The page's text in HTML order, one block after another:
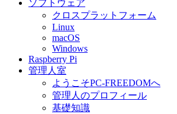
ソフトウェア
クロスプラットフォーム
Linux
macOS
Windows
Raspberry Pi
管理人室
ようこそPC-FREEDOMへ
管理人のプロフィール
基礎知識